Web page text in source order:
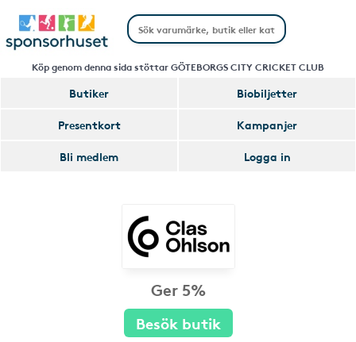
Köp genom denna sida stöttar GÖTEBORGS CITY CRICKET CLUB
Butiker
Biobiljetter
Presentkort
Kampanjer
Bli medlem
Logga in
Ger 5%
Besök butik